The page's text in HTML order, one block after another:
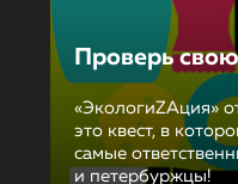
Проверь
«ЭкологиZAция»
это квест, в
самые
и петербуржцы!